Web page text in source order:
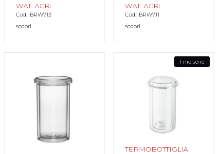
WAF ACRI
Cod.: BRW713
scopri
WAF ACRI
Cod.: BRW711
scopri
Fine serie
TERMOBOTTIGLIA